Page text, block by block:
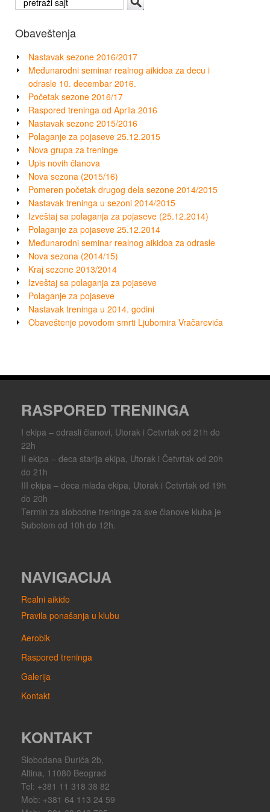
Obaveštenja
Nastavak sezone 2016/2017
Međunarodni seminar realnog aikidoa za decu i
odrasle 10. decembar 2016.
Početak sezone 2016/17
Raspored treninga od Aprila 2016
Nastavak sezone 2015/2016
Polaganje za pojaseve 25.12.2015
Nova grupa za treninge
Upis novih članova
Nova sezona (2015/16)
Pomeren početak drugog dela sezone 2014/2015
Nastavak treninga u sezoni 2014/2015
Izveštaj sa polaganja za pojaseve (25.12.2014)
Polaganje za pojaseve 25.12.2014
Međunarodni seminar realnog aikidoa za odrasle
Nova sezona (2014/15)
Kraj sezone 2013/2014
Izveštaj sa polaganja za pojaseve
Polaganje za pojaseve
Nastavak treninga u 2014. godini
Obaveštenje povodom smrti Ljubomira Vračarevića
RASPORED TRENINGA
I ekipa – odrasli članovi, Utorak i Četvrtak od 21h do
22h
II ekipa – deca starija ekipa, Utorak i Četvrtak od 20h
do 21h
III ekipa – deca mlađa ekipa, Utorak i Četvrtak od 19h
do 20h
Termin za slobodne treninge za sve članove kluba je
Subotom od 10h do 12h.
NAVIGACIJA
Realni aikido
Pravila ponašanja u klubu
Aerobik
Raspored treninga
Galerija
Kontakt
KONTAKT
Slobodana Đurića 2b,
Altina, 11080 Beograd
Tel: +381 11 318 38 82
Mob: +381 64 113 24 59